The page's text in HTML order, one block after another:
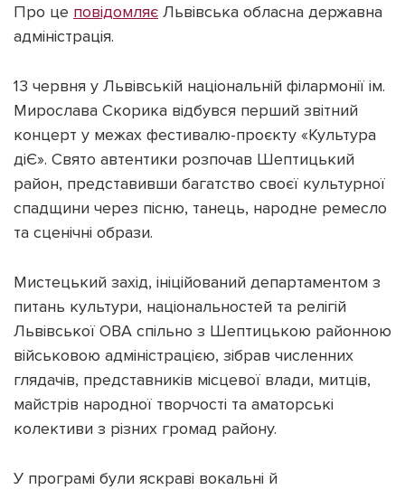
Наші соц мережі
Підтримати dyvys.info
Про це повідомляє Львівська обласна державна
адміністрація.
13 червня у Львівській національній філармонії ім.
Мирослава Скорика відбувся перший звітний
концерт у межах фестивалю-проєкту «Культура
діЄ». Свято автентики розпочав Шептицький
район, представивши багатство своєї культурної
спадщини через пісню, танець, народне ремесло
та сценічні образи.
Мистецький захід, ініційований департаментом з
питань культури, національностей та релігій
Львівської ОВА спільно з Шептицькою районною
військовою адміністрацією, зібрав численних
глядачів, представників місцевої влади, митців,
майстрів народної творчості та аматорські
колективи з різних громад району.
У програмі були яскраві вокальні й